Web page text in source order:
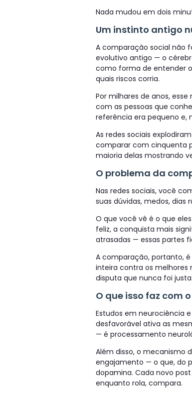
Nada mudou em dois
Um instinto antigo
A comparação social não
evolutivo antigo — o
como forma de entender
quais riscos corria.
Por milhares de anos,
com as pessoas que
referência era pequeno e,
As redes sociais
comparar com cinquenta
maioria delas mostrando
O problema da
Nas redes sociais, você
suas dúvidas, medos, dias
O que você vê é o que
feliz, a conquista mais
atrasadas — essas partes
A comparação, portanto,
inteira contra os melhores
disputa que nunca foi justa.
O que isso faz com
Estudos em neurociência
desfavorável ativa as
— é processamento
Além disso, o mecanismo
engajamento — o que, do
dopamina. Cada novo
enquanto rola, compara.